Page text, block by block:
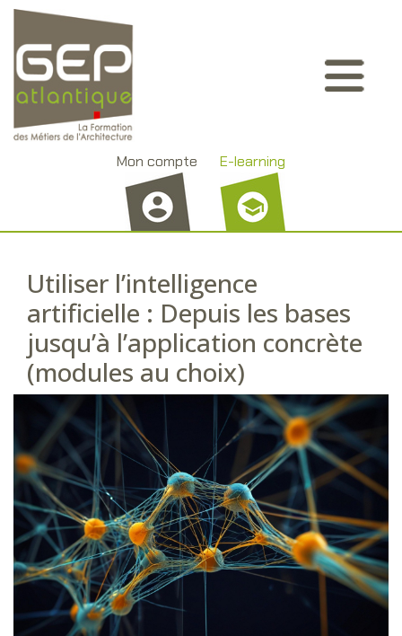
Aller
contenu
principal
Mon compte E-learning
Utiliser l’intelligence
artificielle : Depuis les bases
jusqu’à l’application concrète
(modules au choix)
Panneau de gestion des cookies